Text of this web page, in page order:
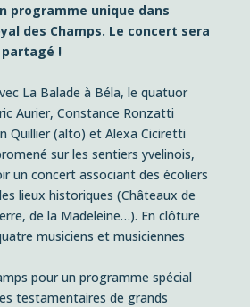
programme unique dans
des Champs. Le concert sera
partagé !
La Balade à Béla, le quatuor
Aurier, Constance Ronzatti
Quillier (alto) et Alexa Ciciretti
sur les sentiers yvelinois,
un concert associant des écoliers
lieux historiques (Châteaux de
de la Madeleine…). En clôture
musiciens et musiciennes
pour un programme spécial
testamentaires de grands